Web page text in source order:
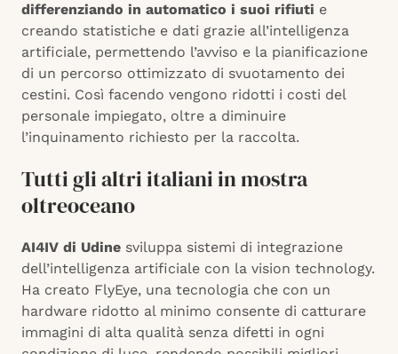
differenziando in automatico i suoi rifiuti e
creando statistiche e dati grazie all’intelligenza
artificiale, permettendo l’avviso e la pianificazione
di un percorso ottimizzato di svuotamento dei
cestini. Così facendo vengono ridotti i costi del
personale impiegato, oltre a diminuire
l’inquinamento richiesto per la raccolta.
Tutti gli altri italiani in mostra
oltreoceano
AI4IV di Udine sviluppa sistemi di integrazione
dell’intelligenza artificiale con la vision technology.
Ha creato FlyEye, una tecnologia che con un
hardware ridotto al minimo consente di catturare
immagini di alta qualità senza difetti in ogni